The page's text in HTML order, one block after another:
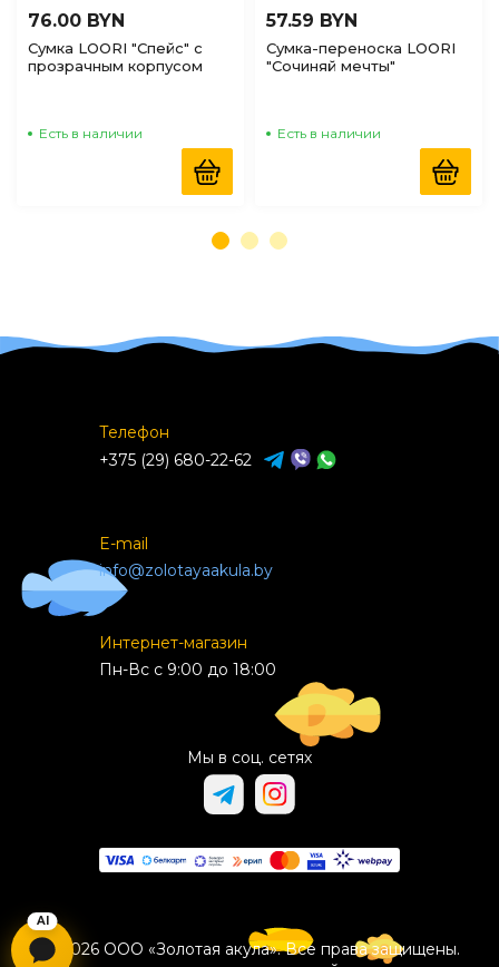
76.00 BYN
Сумка LOORI "Спейс" с
прозрачным корпусом
Есть в наличии
57.59 BYN
Сумка-переноска LOORI
"Сочиняй мечты"
Есть в наличии
Телефон
+375 (29) 680-22-62
E-mail
info@zolotayaakula.by
Интернет-магазин
Пн-Вс с 9:00 до 18:00
Мы в соц. сетях
© 2026 ООО «Золотая акула». Все права защищены.